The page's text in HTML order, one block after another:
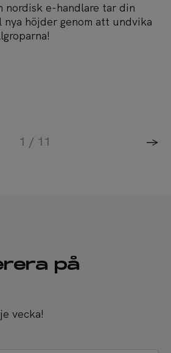
nordisk e-handlare tar din
höjder genom att undvika
1 / 11 ->
på
vecka!